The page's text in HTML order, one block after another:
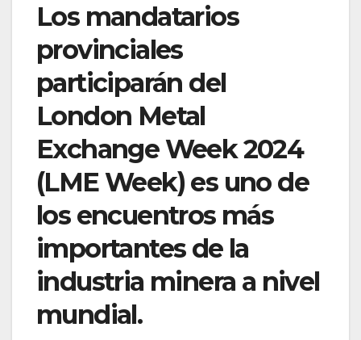
Los mandatarios
provinciales
participarán del
London Metal
Exchange Week 2024
(LME Week) es uno de
los encuentros más
importantes de la
industria minera a nivel
mundial.